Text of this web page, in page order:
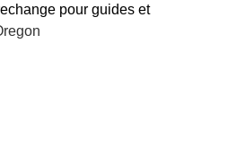
pour guides et